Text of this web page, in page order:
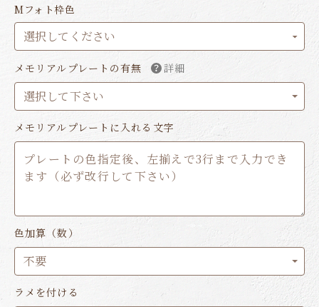
Mフォト枠色
メモリアルプレートの有無 詳細
メモリアルプレートに入れる文字
色加算（数）
ラメを付ける